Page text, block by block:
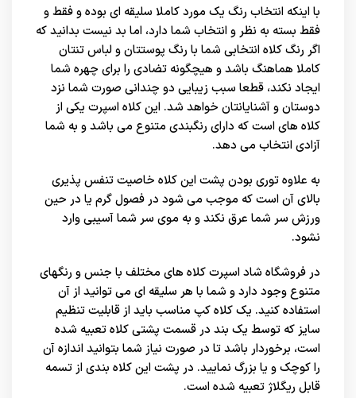
با اینکه انتخاب رنگ یک مورد کاملا سلیقه ای بوده و فقط و
فقط بسته به نظر و انتخاب شما دارد، اما بد نیست بدانید که
اگر رنگ کلاه انتخابی شما با رنگ پوستتان و لباس تنتان
کاملا هماهنگ باشد و هیچگونه تضادی را برای چهره شما
ایجاد نکند، قطعا سبب زیبایی دو چندانی صورت شما نزد
دوستان و آشنایانتان خواهد شد. این کلاه اسپرت یکی از
کلاه های است که دارای رنگبندی متنوع می باشد و به شما
آزادی انتخاب می دهد.
به علاوه توری بودن پشت این کلاه خاصیت تنفس پذیری
بالای آن است که موجب می شود در فصول گرم یا در حین
ورزش سر شما عرق نکند و به موی سر شما آسیبی وارد
نشود.
درفروشگاه شاد اسپرتکلاه های مختلف با جنس و رنگهای
متنوع وجود دارد و شما با هر سلیقه ای می توانید از آن
استفاده کنید. یک کلاه کپ مناسب باید از قابلیت تنظیم
سایز که توسط یک بند در قسمت پشتی کلاه تعبیه شده
است، برخوردار باشد تا در صورت نیاز شما بتوانید اندازه آن
را کوچک و یا بزرگ نمایید. در پشت این کلاه بندی از تسمه
قابل ریگلاژ تعبیه شده است.